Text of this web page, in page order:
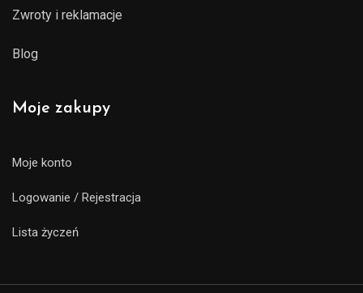
Zwroty i reklamacje
Blog
Moje zakupy
Moje konto
Logowanie / Rejestracja
Lista życzeń